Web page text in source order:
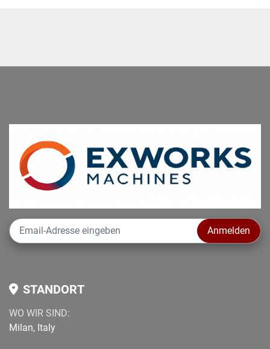
Anmelden
STANDORT
WO WIR SIND:
Milan, Italy